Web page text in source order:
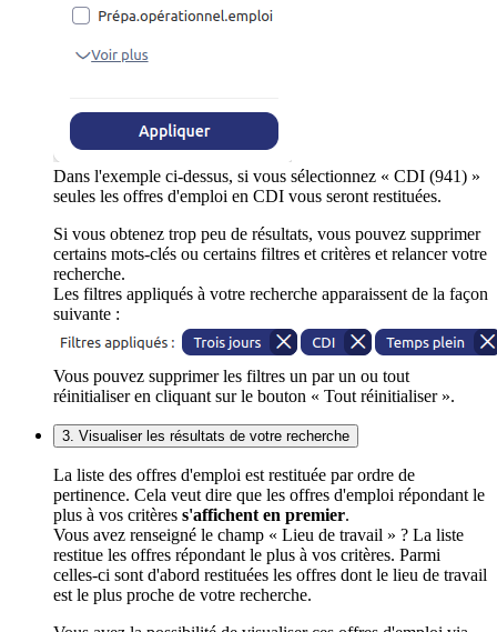
Dans l'exemple ci-dessus, si vous sélectionnez « CDI (941) »
seules les offres d'emploi en CDI vous seront restituées.
Si vous obtenez trop peu de résultats, vous pouvez supprimer
certains mots-clés ou certains filtres et critères et relancer votre
recherche.
Les filtres appliqués à votre recherche apparaissent de la façon
suivante :
Vous pouvez supprimer les filtres un par un ou tout
réinitialiser en cliquant sur le bouton « Tout réinitialiser ».
3. Visualiser les résultats de votre recherche
La liste des offres d'emploi est restituée par ordre de
pertinence. Cela veut dire que les offres d'emploi répondant le
plus à vos critères s'affichent en premier.
Vous avez renseigné le champ « Lieu de travail » ? La liste
restitue les offres répondant le plus à vos critères. Parmi
celles-ci sont d'abord restituées les offres dont le lieu de travail
est le plus proche de votre recherche.